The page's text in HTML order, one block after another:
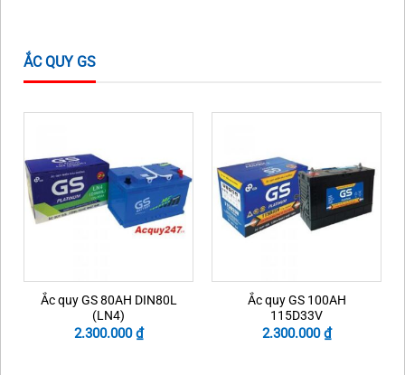
ẮC QUY GS
Ắc quy GS 80AH DIN80L
(LN4)
2.300.000₫
Ắc quy GS 100AH
115D33V
2.300.000₫